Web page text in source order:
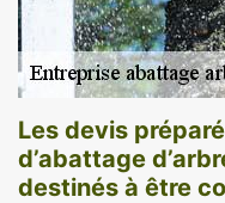
Les devis
d’abattage
destinés à être